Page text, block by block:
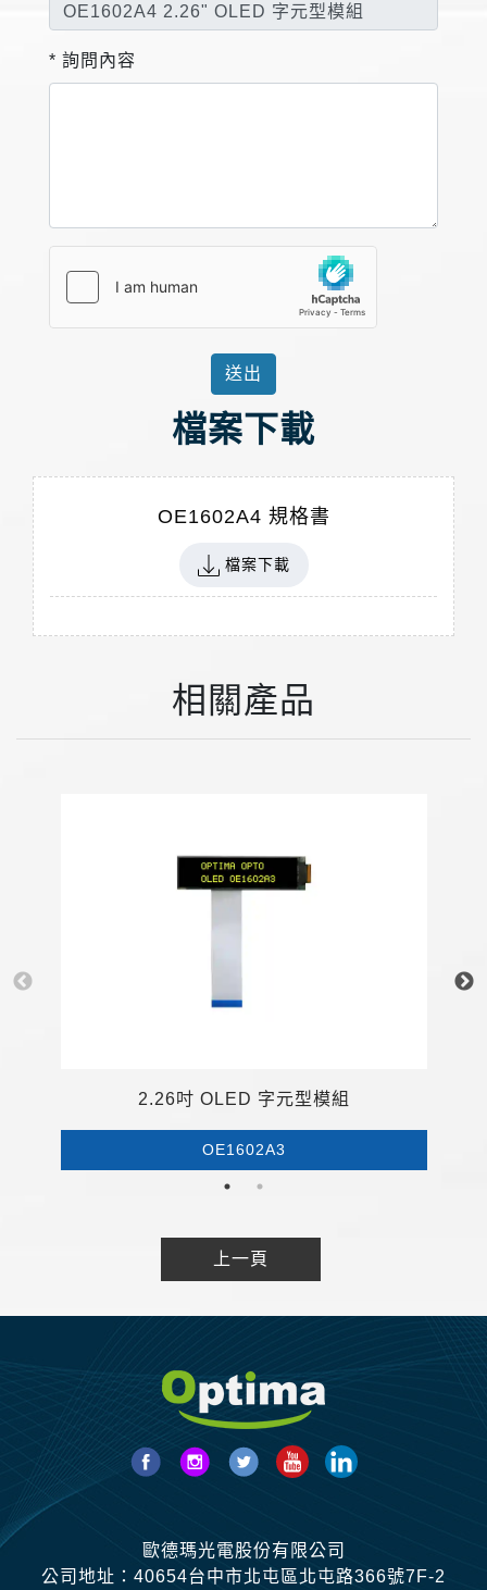
* 詢問內容
送出
檔案下載
OE1602A4 規格書
檔案下載
相關產品
2.26吋 OLED 字元型模組
OE1602A3
上一頁
歐德瑪光電股份有限公司
公司地址：40654台中市北屯區北屯路366號7F-2